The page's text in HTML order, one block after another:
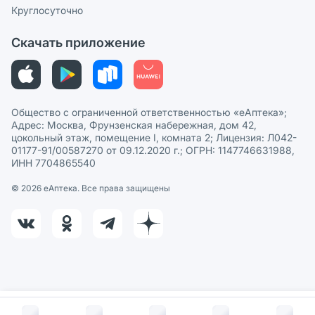
В корзину за
Политика рекомендаций
Этика и соответствие
Политика в отношении обработки персональных данных
Круглосуточно
Скачать приложение
Общество с ограниченной ответственностью «еАптека»;
Адрес: Москва, Фрунзенская набережная, дом 42,
цокольный этаж, помещение I, комната 2; Лицензия: Л042-
01177-91/00587270 от 09.12.2020 г.; ОГРН: 1147746631988,
ИНН 7704865540
© 2026 eАптека. Все права защищены